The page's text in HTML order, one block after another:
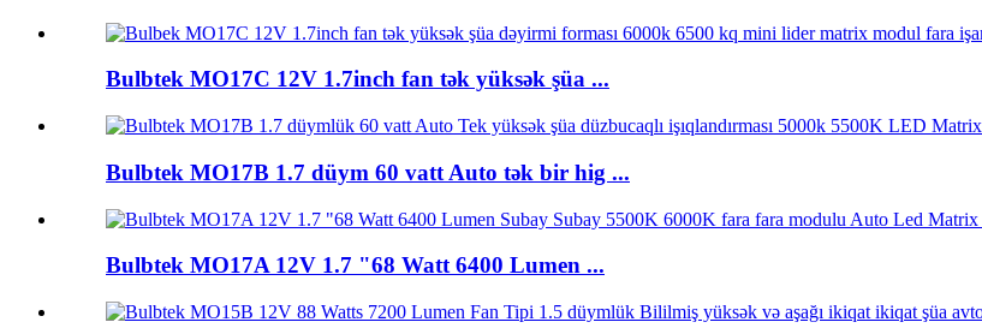
Bulbtek MO17C 12V 1.7inch fan tək yüksək şüa ...
Bulbtek MO17B 1.7 düym 60 vatt Auto tək bir hig ...
Bulbtek MO17A 12V 1.7 "68 Watt 6400 Lumen ...